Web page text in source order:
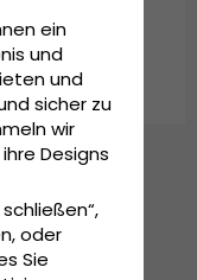
ein
und
und
sicher zu
wir
Designs
oder
Sie